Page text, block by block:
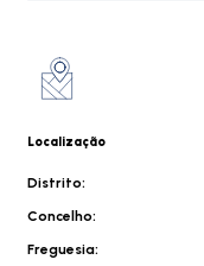
Localização
Distrito:
Concelho:
Freguesia: